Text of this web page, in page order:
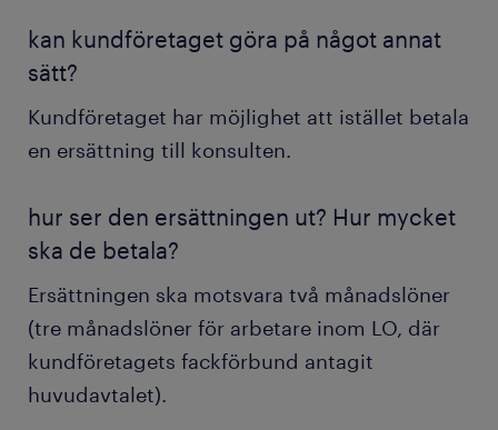
kan kundföretaget göra på något annat
sätt?
Kundföretaget har möjlighet att istället betala
en ersättning till konsulten.
hur ser den ersättningen ut? Hur mycket
ska de betala?
Ersättningen ska motsvara två månadslöner
(tre månadslöner för arbetare inom LO, där
kundföretagets fackförbund antagit
huvudavtalet).